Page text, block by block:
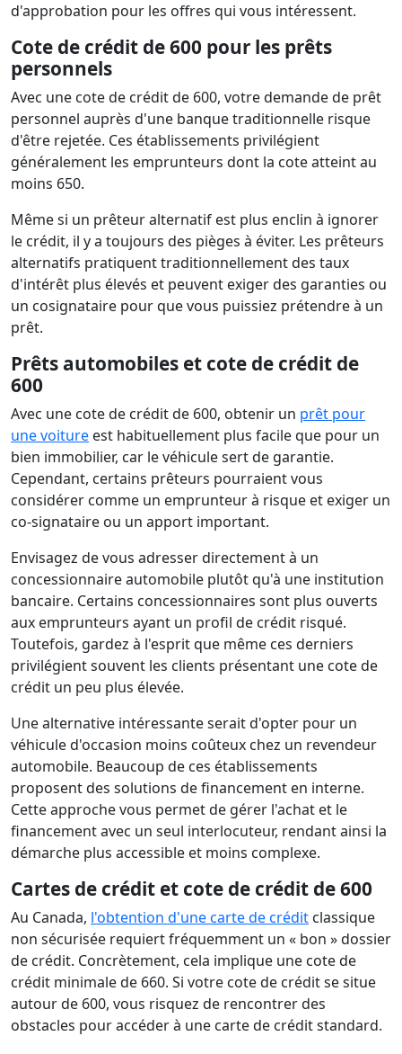
d'approbation pour les offres qui vous intéressent.
Cote de crédit de 600 pour les prêts
personnels
Avec une cote de crédit de 600, votre demande de prêt
personnel auprès d'une banque traditionnelle risque
d'être rejetée. Ces établissements privilégient
généralement les emprunteurs dont la cote atteint au
moins 650.
Même si un prêteur alternatif est plus enclin à ignorer
le crédit, il y a toujours des pièges à éviter. Les prêteurs
alternatifs pratiquent traditionnellement des taux
d'intérêt plus élevés et peuvent exiger des garanties ou
un cosignataire pour que vous puissiez prétendre à un
prêt.
Prêts automobiles et cote de crédit de
600
Avec une cote de crédit de 600, obtenir un prêt pour
une voiture est habituellement plus facile que pour un
bien immobilier, car le véhicule sert de garantie.
Cependant, certains prêteurs pourraient vous
considérer comme un emprunteur à risque et exiger un
co-signataire ou un apport important.
Envisagez de vous adresser directement à un
concessionnaire automobile plutôt qu'à une institution
bancaire. Certains concessionnaires sont plus ouverts
aux emprunteurs ayant un profil de crédit risqué.
Toutefois, gardez à l'esprit que même ces derniers
privilégient souvent les clients présentant une cote de
crédit un peu plus élevée.
Une alternative intéressante serait d'opter pour un
véhicule d'occasion moins coûteux chez un revendeur
automobile. Beaucoup de ces établissements
proposent des solutions de financement en interne.
Cette approche vous permet de gérer l'achat et le
financement avec un seul interlocuteur, rendant ainsi la
démarche plus accessible et moins complexe.
Cartes de crédit et cote de crédit de 600
Au Canada, l'obtention d'une carte de crédit classique
non sécurisée requiert fréquemment un « bon » dossier
de crédit. Concrètement, cela implique une cote de
crédit minimale de 660. Si votre cote de crédit se situe
autour de 600, vous risquez de rencontrer des
obstacles pour accéder à une carte de crédit standard.